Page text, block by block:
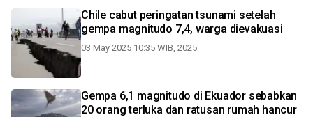
Chile cabut peringatan tsunami setelah
gempa magnitudo 7,4, warga dievakuasi
03 May 2025 10:35 WIB, 2025
Gempa 6,1 magnitudo di Ekuador sebabkan
20 orang terluka dan ratusan rumah hancur